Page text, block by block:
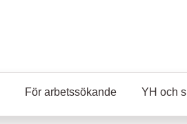
För arbetssökande YH och